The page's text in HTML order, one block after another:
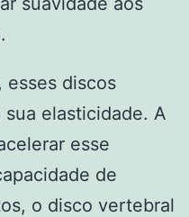
esses discos
elasticidade. A
esse
de
o disco vertebral